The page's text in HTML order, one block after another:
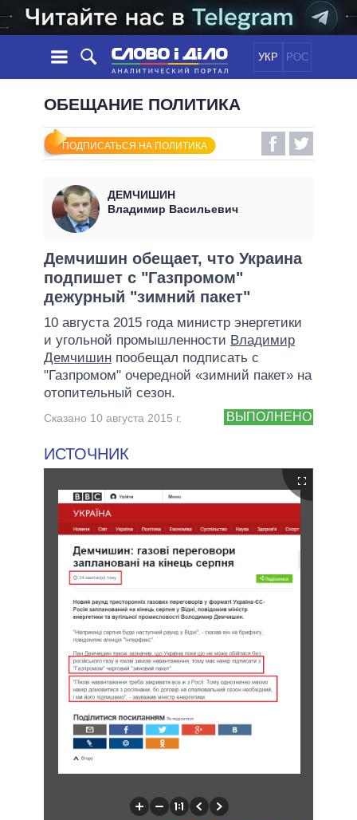
УКР РОС
НОВОСТИ
ЛЕНТА
СОБЫТИЯ
СТАТЬИ
МНЕНИЯ
ОБЗОРЫ
ДАЙДЖЕСТЫ
ПОЛИТИКА
ЭКОНОМИКА
МИР
ОБЕЩАНИЯ
ВСЕ ПОЛИТИКИ
ПРЕЗИДЕНТ И ОФИС
ВЕРХОВНАЯ РАДА
КАБИНЕТ МИНИСТРОВ
ГЛАВЫ ОБЛАДМИНИСТРАЦИЙ
МЭРЫ
ВСЕ ПЕРСОНЫ
ИНФОГРАФИКА
ПОДДЕРЖАТЬ
ОБЕЩАНИЕ ПОЛИТИКА
ПОДПИСАТЬСЯ НА ПОЛИТИКА
ДЕМЧИШИН
Владимир Васильевич
Демчишин обещает, что Украина
подпишет с "Газпромом"
дежурный "зимний пакет"
10 августа 2015 года министр энергетики
и угольной промышленности Владимир
Демчишин пообещал подписать с
"Газпромом" очередной «зимний пакет» на
отопительный сезон.
ВЫПОЛНЕНО
Сказано 10 августа 2015 г.
ИСТОЧНИК